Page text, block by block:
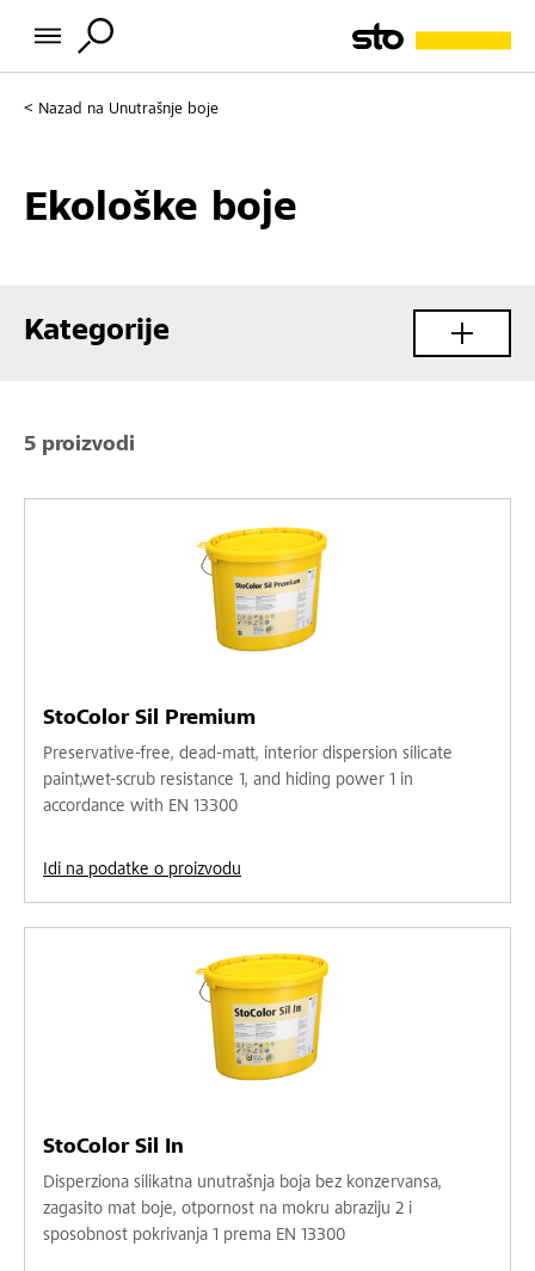
Nazad na Unutrašnje boje
Ekološke boje
Kategorije
5 proizvodi
StoColor Sil Premium
Preservative-free, dead-matt, interior dispersion silicate
paint,wet-scrub resistance 1, and hiding power 1 in
accordance with EN 13300
Idi na podatke o proizvodu
StoColor Sil In
Disperziona silikatna unutrašnja boja bez konzervansa,
zagasito mat boje, otpornost na mokru abraziju 2 i
sposobnost pokrivanja 1 prema EN 13300